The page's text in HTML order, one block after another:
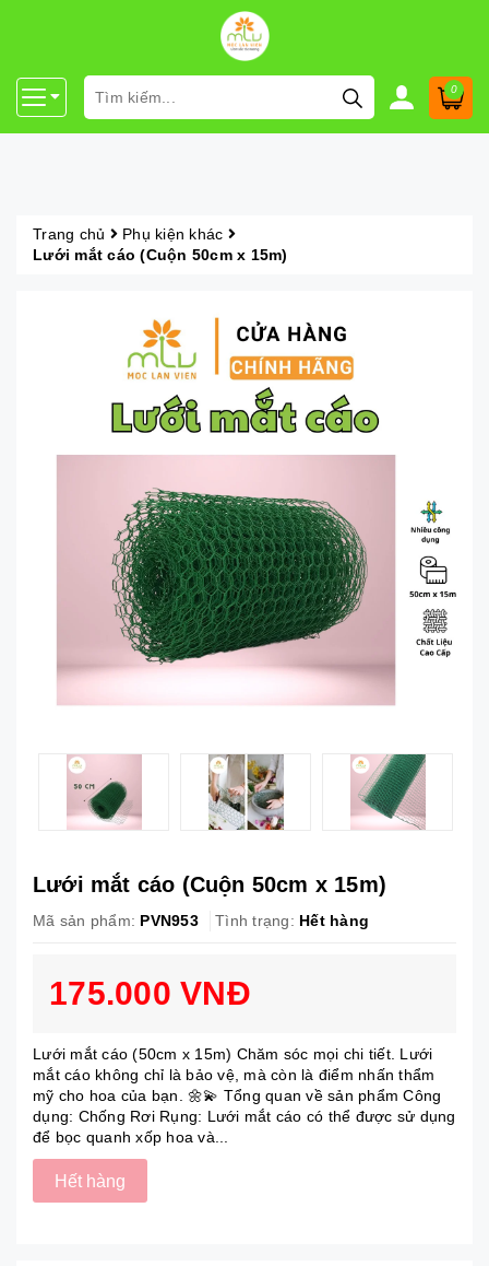
0
Trang chủ
Phụ kiện khác
Lưới mắt cáo (Cuộn 50cm x 15m)
Lưới mắt cáo (Cuộn 50cm x 15m)
Mã sản phẩm: PVN953 Tình trạng: Hết hàng
175.000 VNĐ
Lưới mắt cáo (50cm x 15m) Chăm sóc mọi chi tiết. Lưới
mắt cáo không chỉ là bảo vệ, mà còn là điểm nhấn thẩm
mỹ cho hoa của bạn. 🌼💫 Tổng quan về sản phẩm Công
dụng: Chống Rơi Rụng: Lưới mắt cáo có thể được sử dụng
để bọc quanh xốp hoa và...
Hết hàng